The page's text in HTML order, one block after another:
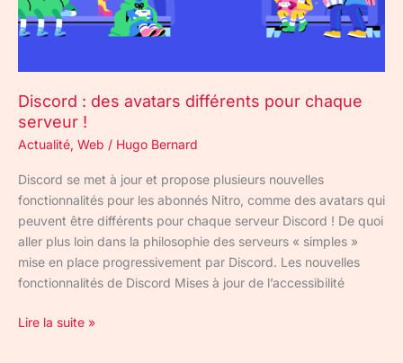
Discord : des avatars différents pour chaque
serveur !
Actualité, Web / Hugo Bernard
Discord se met à jour et propose plusieurs nouvelles
fonctionnalités pour les abonnés Nitro, comme des avatars qui
peuvent être différents pour chaque serveur Discord ! De quoi
aller plus loin dans la philosophie des serveurs « simples »
mise en place progressivement par Discord. Les nouvelles
fonctionnalités de Discord Mises à jour de l’accessibilité
serveur
!
Lire la suite »